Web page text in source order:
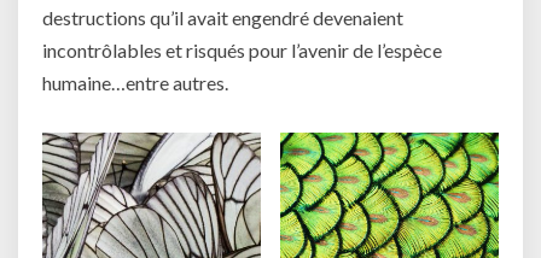
destructions qu’il avait engendré devenaient
incontrôlables et risqués pour l’avenir de l’espèce
humaine…entre autres.